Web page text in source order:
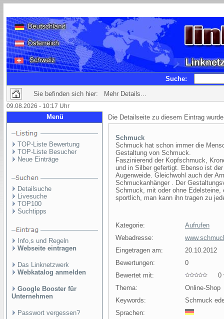
Suche:
Sie befinden sich hier: Mehr Details...
09.08.2026 - 10:17 Uhr
Menü
TOP-Liste Bewertung
TOP-Liste Besucher
Neue Einträge
Detailsuche
Livesuche
TOP100
Suchtipps
Info,s und Regeln
Webseite eintragen
Das Linknetzwerk
Webkatalog anmelden
Google Booster für
Unternehmen
Passwort vergessen?
Die Detailseite zu diesem Eintrag
Schmuck
Schmuck hat schon immer die
Gestaltung von Schmuck.
Faszinierend der Kopfschmuck,
und in Silber gefertigt. Ebenso ist
Augenweide. Gleichwohl auch der
Schmuckanhänger . Der
Schmuck, mit oder ohne Edelsteine,
sportlich, man kann ihn tragen zu
Kategorie:
Aufrufen
Webadresse:
Eingetragen am:
20.10.2012
Bewertungen:
0
Bewertet mit:
0
Thema:
Online-Shop
Keywords:
Schmuck
Sprachen: